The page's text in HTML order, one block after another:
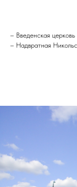
– Введенская
– Надвратная